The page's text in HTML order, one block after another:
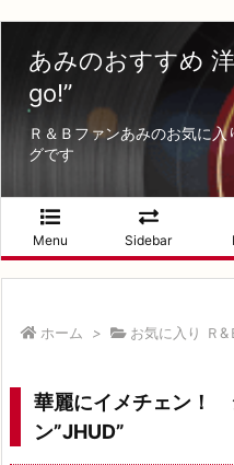
あみのおすすめ
go!”
Ｒ＆Ｂファンあみのお気に
グです
Menu Sidebar
ホーム > お気に入り Ｒ
華麗にイメチェン！
ン”JHUD”